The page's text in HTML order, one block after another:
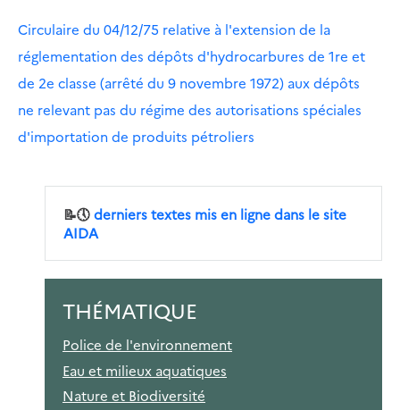
Circulaire du 04/12/75 relative à l'extension de la
réglementation des dépôts d'hydrocarbures de 1re et
de 2e classe (arrêté du 9 novembre 1972) aux dépôts
ne relevant pas du régime des autorisations spéciales
d'importation de produits pétroliers
📝🕔derniers textes mis en ligne dans le site
AIDA
THÉMATIQUE
Police de l'environnement
Eau et milieux aquatiques
Nature et Biodiversité